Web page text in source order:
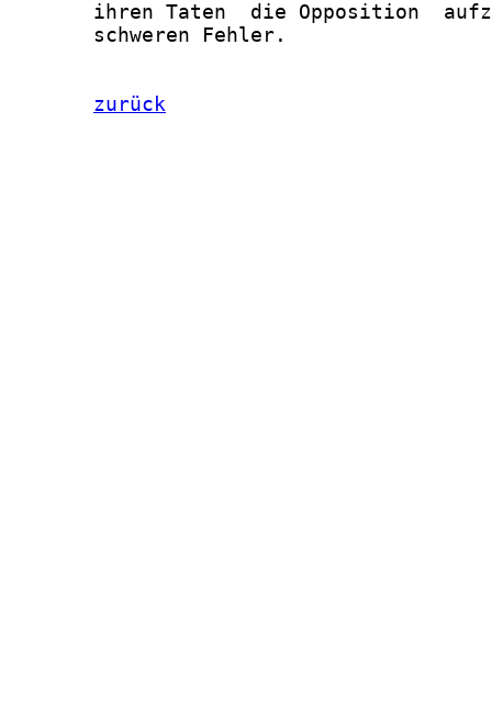
ihren Taten  die Opposition
       schweren Fehler.
zurück